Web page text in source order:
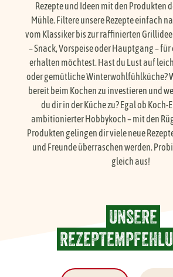
Karriere
FAQ
Presse
Service
Rezepte und Ideen mit den Produkten
Mühle. Filtere unsere Rezepte einfach
vom Klassiker bis zur raffinierten
– Snack, Vorspeise oder Hauptgang –
erhalten möchtest. Hast du Lust auf
oder gemütliche Winterwohlfühlküche?
bereit beim Kochen zu investieren und
du dir in der Küche zu? Egal ob Koch-
ambitionierter Hobbykoch – mit den
Produkten gelingen dir viele neue
und Freunde überraschen werden.
gleich aus!
UNSERE